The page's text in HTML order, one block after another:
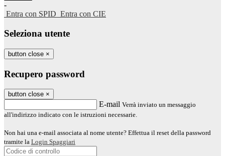
-
Entra con SPID Entra con CIE
Seleziona utente
button close ×
Recupero password
button close ×
E-mail Verrà inviato un messaggio
all'indirizzo indicato con le istruzioni necessarie.
Non hai una e-mail associata al nome utente? Effettua il reset della password
tramite la Login Spaggiari